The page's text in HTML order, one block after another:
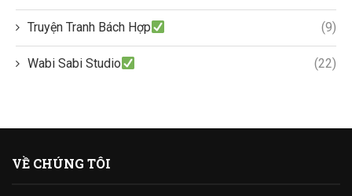
Truyện Tranh Bách Hợp (9)
Wabi Sabi Studio (22)
VỀ CHÚNG TÔI